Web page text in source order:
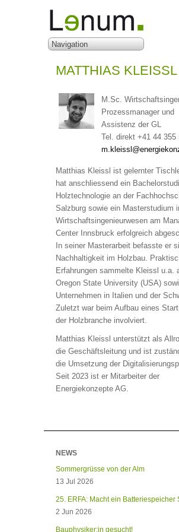
MATTHIAS KLEISSL
M.Sc.
Prozessmanager und
Assistenz der GL
Tel. direkt +41 44 355
Matthias Kleissl ist gelernter
hat anschliessend ein
Holztechnologie an der
Salzburg sowie ein Masterstudium
Wirtschaftsingenieurwesen am
Center Innsbruck erfolgreich
In seiner Masterarbeit befasste er
Nachhaltigkeit im Holzbau.
Erfahrungen sammelte Kleissl u.a.
Oregon State University (USA)
Unternehmen in Italien und der
Zuletzt war beim Aufbau eines
der Holzbranche involviert.
Matthias Kleissl unterstützt als
die Geschäftsleitung und ist
die Umsetzung der
Seit 2023 ist er Mitarbeiter der
Energiekonzepte AG.
NEWS
Sommergrüsse von der Alm
13 Jul 2026
25. ERFA: Macht ein Batteriespeicher
2 Jun 2026
Bauphysiker:in gesucht!